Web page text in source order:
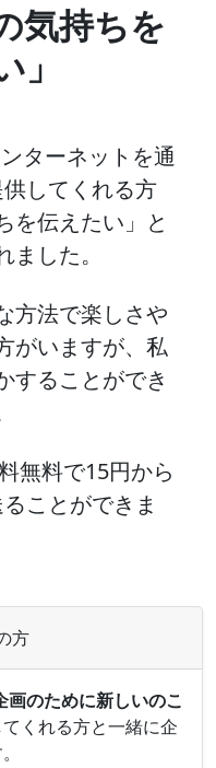
気持ちを
」
ターネットを通
してくれる方
を伝えたい」と
した。
方法で楽しさや
がいますが、私
することができ
無料で15円から
ことができま
方
画のために新しいのこ
くれる方と一緒に企